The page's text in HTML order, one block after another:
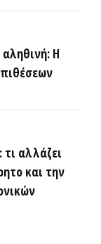
Η
αλλάζει
και την